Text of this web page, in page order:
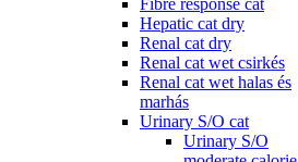
Fibre response cat
Hepatic cat dry
Renal cat dry
Renal cat wet csirkés
Renal cat wet halas és
marhás
Urinary S/O cat
Urinary S/O